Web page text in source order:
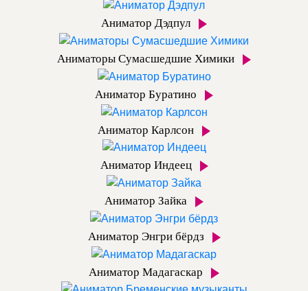
Аниматор Дэдпул
Аниматоры Сумасшедшие Химики
Аниматор Буратино
Аниматор Карлсон
Аниматор Индеец
Аниматор Зайка
Аниматор Энгри бёрдз
Аниматор Мадагаскар